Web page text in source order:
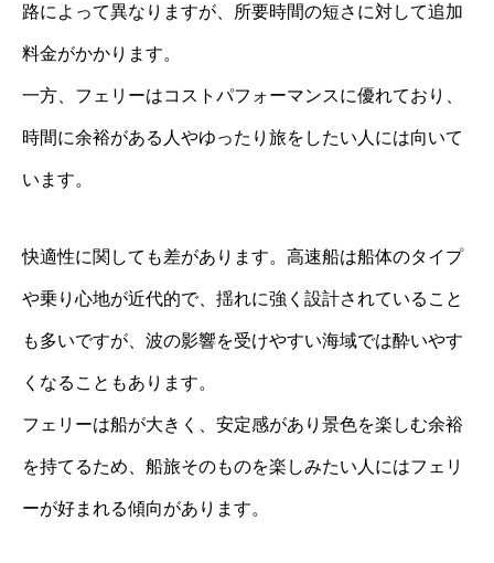
路によって異なりますが、所要時間の短さに対して追加
料金がかかります。
一方、フェリーはコストパフォーマンスに優れており、
時間に余裕がある人やゆったり旅をしたい人には向いて
います。
快適性に関しても差があります。高速船は船体のタイプ
や乗り心地が近代的で、揺れに強く設計されていること
も多いですが、波の影響を受けやすい海域では酔いやす
くなることもあります。
フェリーは船が大きく、安定感があり景色を楽しむ余裕
を持てるため、船旅そのものを楽しみたい人にはフェリ
ーが好まれる傾向があります。